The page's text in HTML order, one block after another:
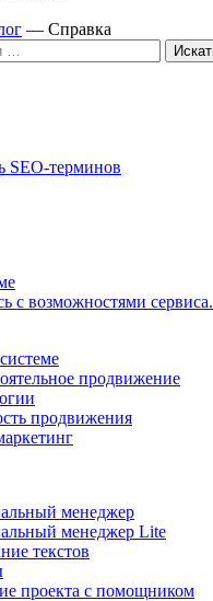
— Справка
SEO-терминов
с возможностями сервиса.
продвижение
продвижения
менеджер
менеджер Lite
текстов
проекта с помощником